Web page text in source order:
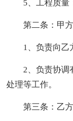
5、工程质量
第二条：甲方
1、负责向乙
2、负责协调有
处理等工作。
第三条：乙方